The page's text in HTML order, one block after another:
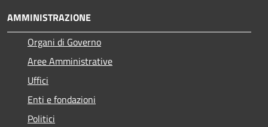
AMMINISTRAZIONE
Organi di Governo
Aree Amministrative
Uffici
Enti e fondazioni
Politici